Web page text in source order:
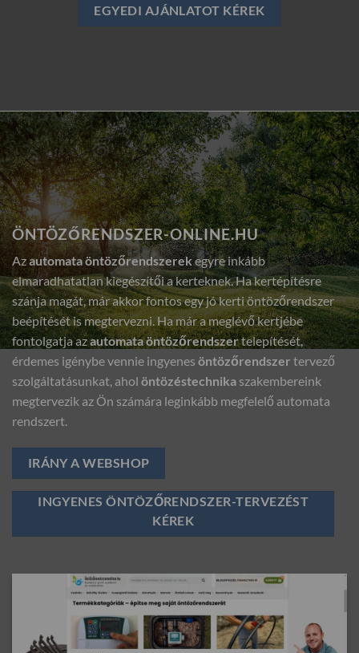
EGYEDI AJÁNLATOT KÉREK
ÖNTÖZŐRENDSZER-ONLINE.HU
Azautomata öntözőrendszerekegyre inkább
elmaradhatatlan kiegészítői a kerteknek. Ha kertépítésre
szánja magát, már akkor fontos egy jó kerti öntözőrendszer
beépítését is megtervezni. Ha már a meglévő kertjébe
fontolgatja azautomata öntözőrendszertelepítését,
érdemes igénybe vennie ingyenes öntözőrendszer tervező
szolgáltatásunkat, ahol öntözéstechnika szakembereink
megtervezik az Ön számára leginkább megfelelő automata
rendszert.
IRÁNY A WEBSHOP
INGYENES ÖNTÖZŐRENDSZER-TERVEZÉST
KÉREK